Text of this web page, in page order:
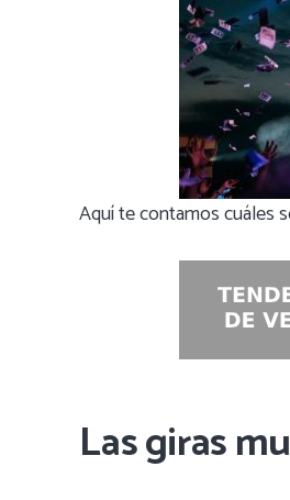
Aquí te contamos cuáles
Las giras